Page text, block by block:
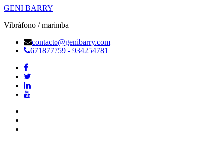
GENI BARRY
Vibráfono / marimba
contacto@genibarry.com
671877759 - 934254781